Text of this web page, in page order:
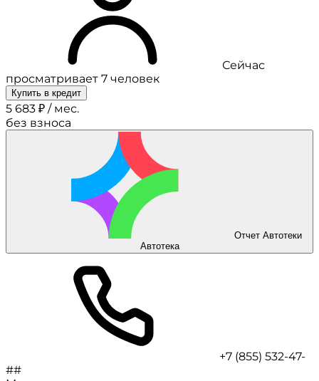
Сейчас
просматривает 7 человек
Купить в кредит
5 683 ₽ / мес.
без взноса
Отчет Автотеки
Автотека
+7 (855) 532-47-
##